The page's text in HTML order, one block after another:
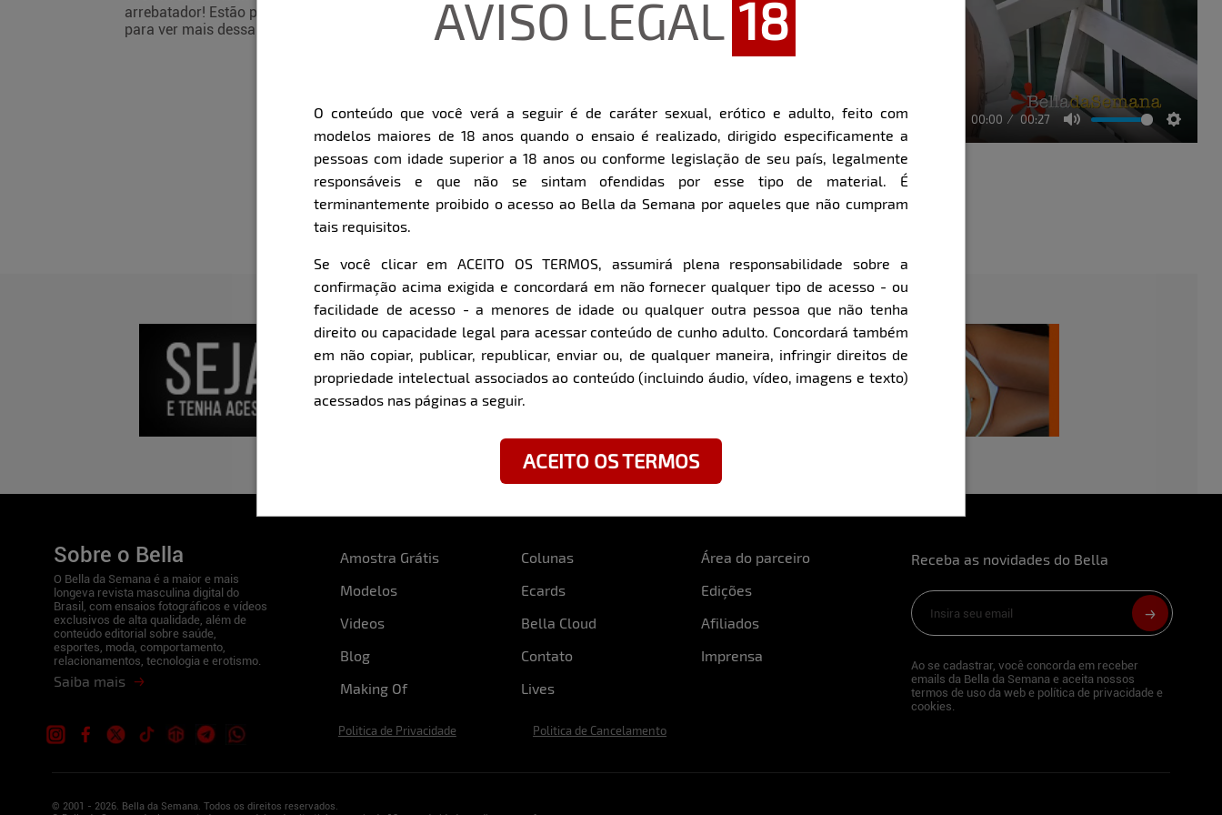
arrebatador! Estão preparados
para ver mais dessa loira fatal?
RestartRewind
10s
Play Forward
10s
00:00 00:27
Download
AVISO LEGAL 18
O conteúdo que você verá a seguir é de caráter sexual, erótico e adulto, feito com
modelos maiores de 18 anos quando o ensaio é realizado, dirigido especificamente a
pessoas com idade superior a 18 anos ou conforme legislação de seu país, legalmente
responsáveis e que não se sintam ofendidas por esse tipo de material. É
terminantemente proibido o acesso ao Bella da Semana por aqueles que não cumpram
tais requisitos.
Se você clicar em ACEITO OS TERMOS, assumirá plena responsabilidade sobre a
confirmação acima exigida e concordará em não fornecer qualquer tipo de acesso - ou
facilidade de acesso - a menores de idade ou qualquer outra pessoa que não tenha
direito ou capacidade legal para acessar conteúdo de cunho adulto. Concordará também
em não copiar, publicar, republicar, enviar ou, de qualquer maneira, infringir direitos de
propriedade intelectual associados ao conteúdo (incluindo áudio, vídeo, imagens e texto)
acessados nas páginas a seguir.
ACEITO OS TERMOS
Sobre o Bella
O Bella da Semana é a maior e mais
longeva revista masculina digital do
Brasil, com ensaios fotográficos e vídeos
exclusivos de alta qualidade, além de
conteúdo editorial sobre saúde,
esportes, moda, comportamento,
relacionamentos, tecnologia e erotismo.
Saiba mais
Amostra Grátis Colunas
Área do parceiro
Modelos
Ecards
Edições
Videos
Bella Cloud
Afiliados
Blog
Contato
Imprensa
Making Of
Lives
Receba as novidades do Bella
Ao se cadastrar, você concorda em receber
emails da Bella da Semana e aceita nossos
termos de uso da web e política de privacidade e
cookies.
Politica de Privacidade Politica de Cancelamento
© 2001 - 2026. Bella da Semana. Todos os direitos reservados.